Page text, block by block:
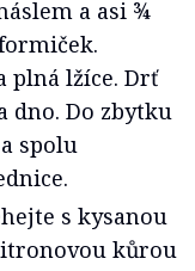
a asi ¾
plná lžíce. Drť
dno. Do zbytku
spolu
s kysanou
kůrou